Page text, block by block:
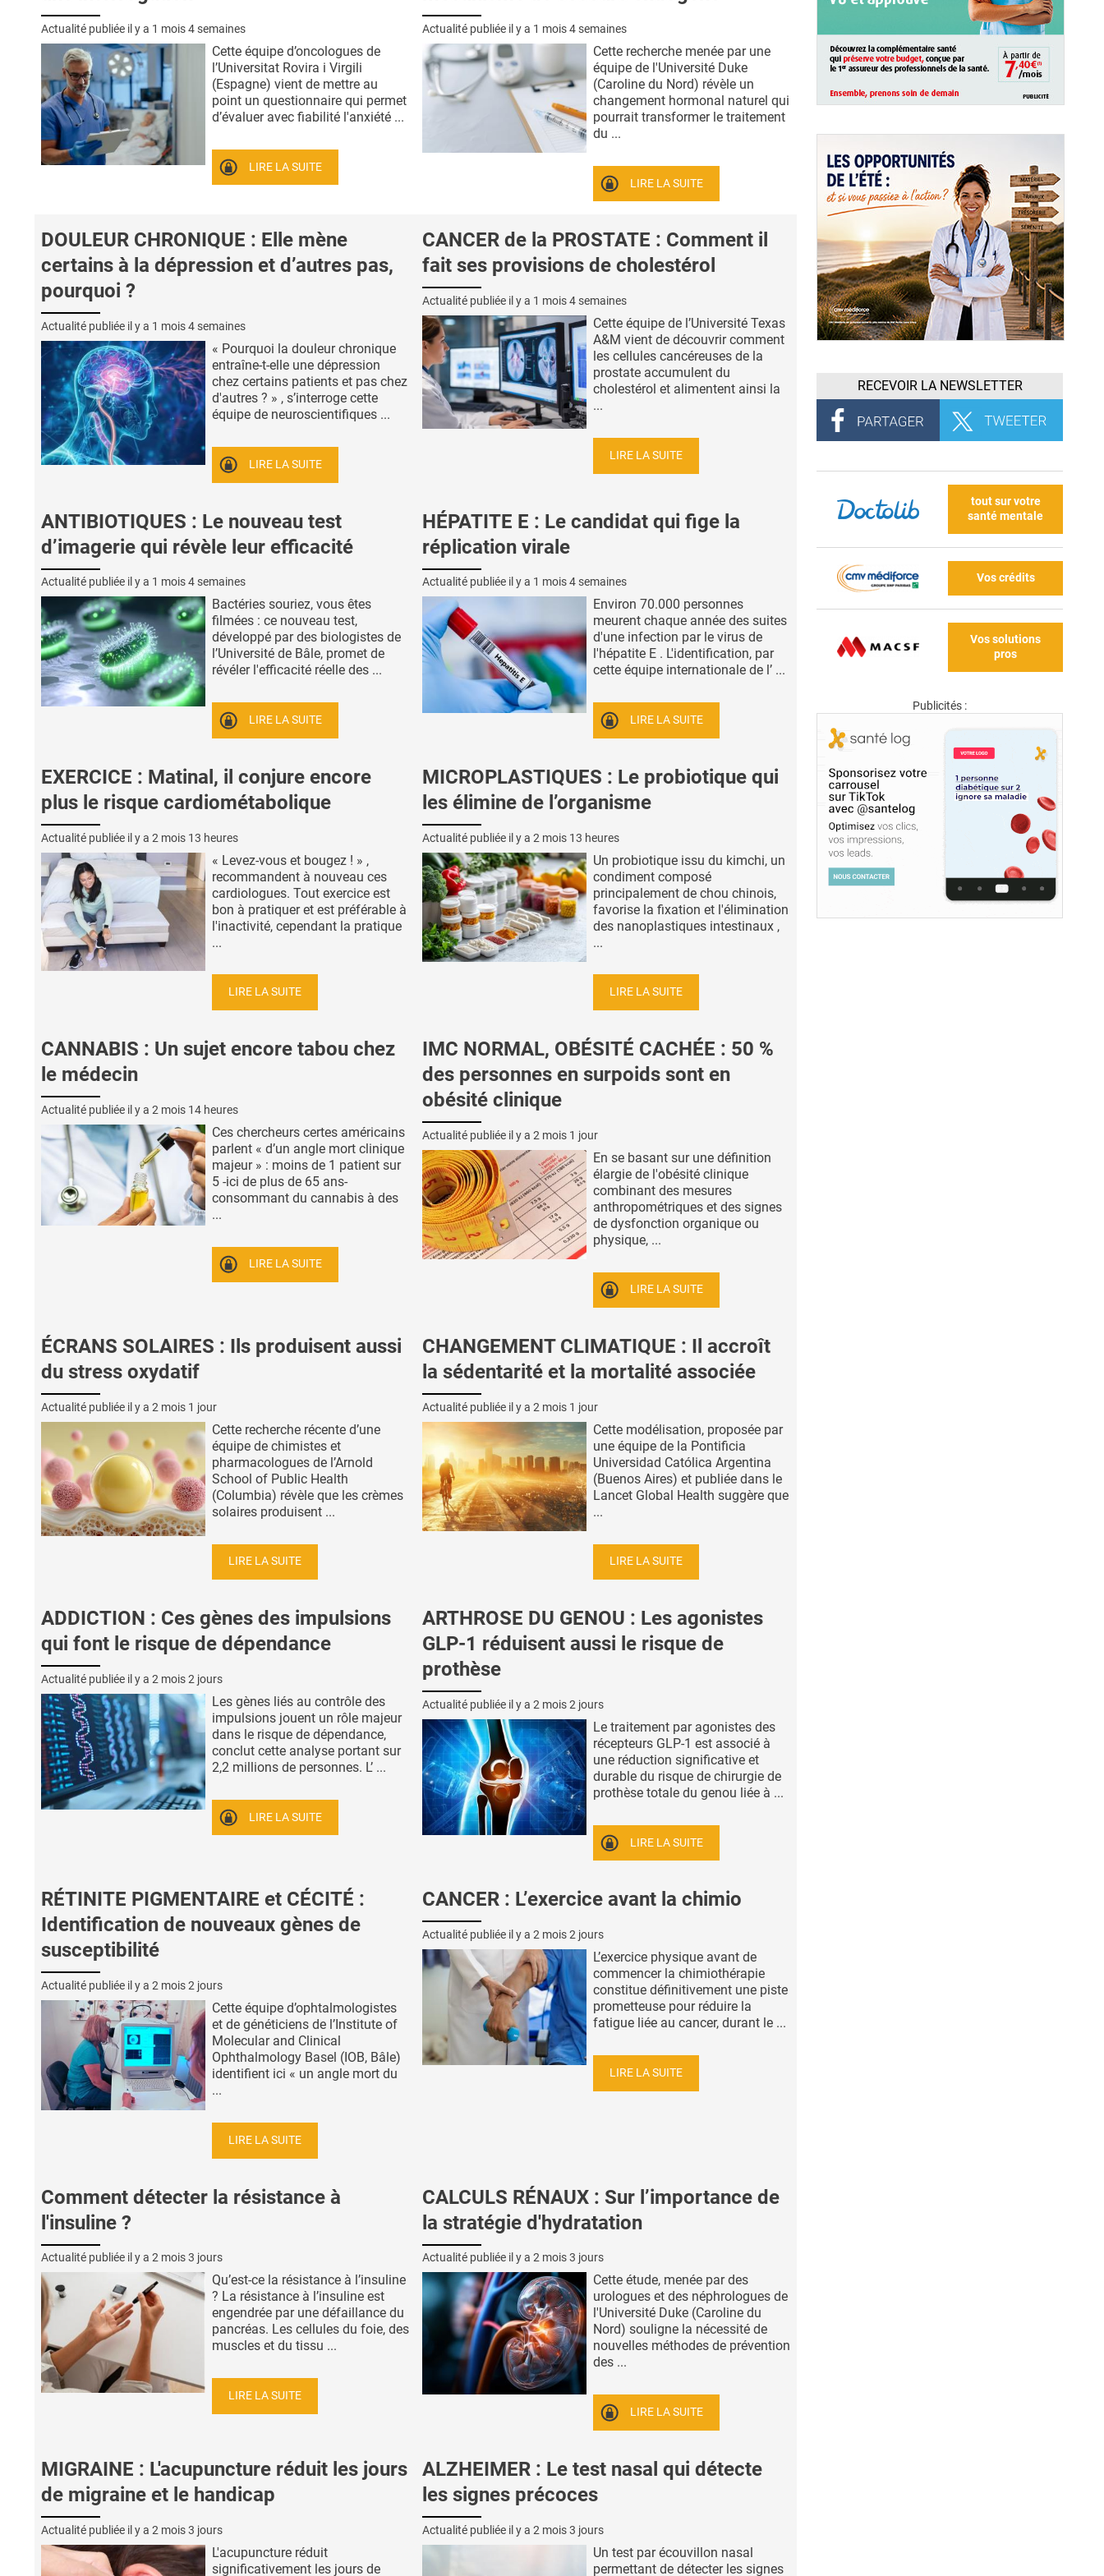
Actualité publiée il y a 1 mois 4 semaines
Cette équipe d’oncologues de
l’Universitat Rovira i Virgili
(Espagne) vient de mettre au
point un questionnaire qui permet
d’évaluer avec fiabilité l'anxiété ...
LIRE LA SUITE
Actualité publiée il y a 1 mois 4 semaines
Cette recherche menée par une
équipe de l'Université Duke
(Caroline du Nord) révèle un
changement hormonal naturel qui
pourrait transformer le traitement
du ...
LIRE LA SUITE
DOULEUR CHRONIQUE : Elle mène
certains à la dépression et d’autres pas,
pourquoi ?
Actualité publiée il y a 1 mois 4 semaines
« Pourquoi la douleur chronique
entraîne-t-elle une dépression
chez certains patients et pas chez
d'autres ? » , s’interroge cette
équipe de neuroscientifiques ...
LIRE LA SUITE
CANCER de la PROSTATE : Comment il
fait ses provisions de cholestérol
Actualité publiée il y a 1 mois 4 semaines
Cette équipe de l’Université Texas
A&M vient de découvrir comment
les cellules cancéreuses de la
prostate accumulent du
cholestérol et alimentent ainsi la
...
LIRE LA SUITE
ANTIBIOTIQUES : Le nouveau test
d’imagerie qui révèle leur efficacité
Actualité publiée il y a 1 mois 4 semaines
Bactéries souriez, vous êtes
filmées : ce nouveau test,
développé par des biologistes de
l’Université de Bâle, promet de
révéler l'efficacité réelle des ...
LIRE LA SUITE
HÉPATITE E : Le candidat qui fige la
réplication virale
Actualité publiée il y a 1 mois 4 semaines
Environ 70.000 personnes
meurent chaque année des suites
d'une infection par le virus de
l'hépatite E . L'identification, par
cette équipe internationale de l’ ...
LIRE LA SUITE
EXERCICE : Matinal, il conjure encore
plus le risque cardiométabolique
Actualité publiée il y a 2 mois 13 heures
« Levez-vous et bougez ! » ,
recommandent à nouveau ces
cardiologues. Tout exercice est
bon à pratiquer et est préférable à
l'inactivité, cependant la pratique
...
LIRE LA SUITE
MICROPLASTIQUES : Le probiotique qui
les élimine de l’organisme
Actualité publiée il y a 2 mois 13 heures
Un probiotique issu du kimchi, un
condiment composé
principalement de chou chinois,
favorise la fixation et l'élimination
des nanoplastiques intestinaux ,
...
LIRE LA SUITE
CANNABIS : Un sujet encore tabou chez
le médecin
Actualité publiée il y a 2 mois 14 heures
Ces chercheurs certes américains
parlent « d’un angle mort clinique
majeur » : moins de 1 patient sur
5 -ici de plus de 65 ans-
consommant du cannabis à des
...
LIRE LA SUITE
IMC NORMAL, OBÉSITÉ CACHÉE : 50 %
des personnes en surpoids sont en
obésité clinique
Actualité publiée il y a 2 mois 1 jour
En se basant sur une définition
élargie de l'obésité clinique
combinant des mesures
anthropométriques et des signes
de dysfonction organique ou
physique, ...
LIRE LA SUITE
ÉCRANS SOLAIRES : Ils produisent aussi
du stress oxydatif
Actualité publiée il y a 2 mois 1 jour
Cette recherche récente d’une
équipe de chimistes et
pharmacologues de l’Arnold
School of Public Health
(Columbia) révèle que les crèmes
solaires produisent ...
LIRE LA SUITE
CHANGEMENT CLIMATIQUE : Il accroît
la sédentarité et la mortalité associée
Actualité publiée il y a 2 mois 1 jour
Cette modélisation, proposée par
une équipe de la Pontificia
Universidad Católica Argentina
(Buenos Aires) et publiée dans le
Lancet Global Health suggère que
...
LIRE LA SUITE
ADDICTION : Ces gènes des impulsions
qui font le risque de dépendance
Actualité publiée il y a 2 mois 2 jours
Les gènes liés au contrôle des
impulsions jouent un rôle majeur
dans le risque de dépendance,
conclut cette analyse portant sur
2,2 millions de personnes. L’ ...
LIRE LA SUITE
ARTHROSE DU GENOU : Les agonistes
GLP-1 réduisent aussi le risque de
prothèse
Actualité publiée il y a 2 mois 2 jours
Le traitement par agonistes des
récepteurs GLP-1 est associé à
une réduction significative et
durable du risque de chirurgie de
prothèse totale du genou liée à ...
LIRE LA SUITE
RÉTINITE PIGMENTAIRE et CÉCITÉ :
Identification de nouveaux gènes de
susceptibilité
Actualité publiée il y a 2 mois 2 jours
Cette équipe d’ophtalmologistes
et de généticiens de l’Institute of
Molecular and Clinical
Ophthalmology Basel (IOB, Bâle)
identifient ici « un angle mort du
...
LIRE LA SUITE
CANCER : L’exercice avant la chimio
Actualité publiée il y a 2 mois 2 jours
L’exercice physique avant de
commencer la chimiothérapie
constitue définitivement une piste
prometteuse pour réduire la
fatigue liée au cancer, durant le ...
LIRE LA SUITE
Comment détecter la résistance à
l'insuline ?
Actualité publiée il y a 2 mois 3 jours
Qu’est-ce la résistance à l’insuline
? La résistance à l’insuline est
engendrée par une défaillance du
pancréas. Les cellules du foie, des
muscles et du tissu ...
LIRE LA SUITE
CALCULS RÉNAUX : Sur l’importance de
la stratégie d'hydratation
Actualité publiée il y a 2 mois 3 jours
Cette étude, menée par des
urologues et des néphrologues de
l'Université Duke (Caroline du
Nord) souligne la nécessité de
nouvelles méthodes de prévention
des ...
LIRE LA SUITE
MIGRAINE : L'acupuncture réduit les jours
de migraine et le handicap
Actualité publiée il y a 2 mois 3 jours
L'acupuncture réduit
significativement les jours de
ALZHEIMER : Le test nasal qui détecte
les signes précoces
Actualité publiée il y a 2 mois 3 jours
Un test par écouvillon nasal
permettant de détecter les signes
RECEVOIR LA NEWSLETTER
tout sur votre
santé mentale
Vos crédits
Vos solutions
pros
Publicités :